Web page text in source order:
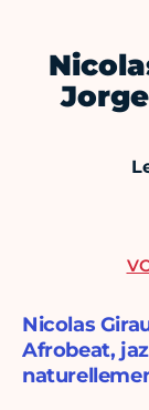
Nicolas
Afrobeat,